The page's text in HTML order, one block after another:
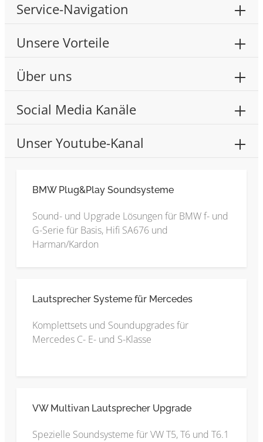
Service-Navigation
Unsere Vorteile
Über uns
Social Media Kanäle
Unser Youtube-Kanal
BMW Plug&Play Soundsysteme
Sound- und Upgrade Lösungen für BMW f- und
G-Serie für Basis, Hifi SA676 und
Harman/Kardon
Lautsprecher Systeme für Mercedes
Komplettsets und Soundupgrades für
Mercedes C- E- und S-Klasse
VW Multivan Lautsprecher Upgrade
Spezielle Soundsysteme für VW T5, T6 und T6.1